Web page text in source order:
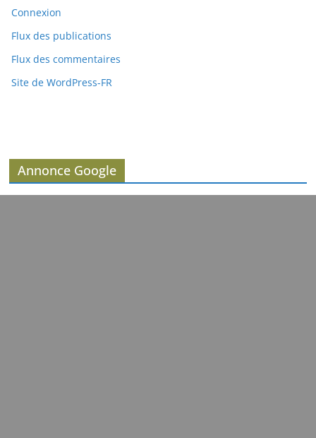
Connexion
Flux des publications
Flux des commentaires
Site de WordPress-FR
Annonce Google